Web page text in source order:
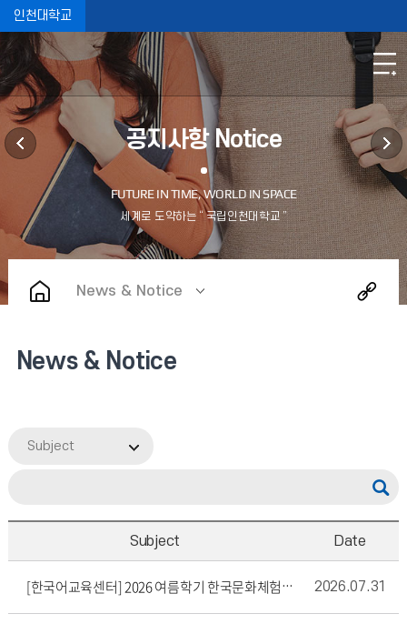
인천대학교
공지사항 Notice
News & Notice
News & Notice
Subject
Subject Date
[한국어교육센터] 2026 여름학기 한국문화체험활동 & 본교 탐방 프로그램 영상 콘테스트 응모 및 투표 안내 2026.07.31